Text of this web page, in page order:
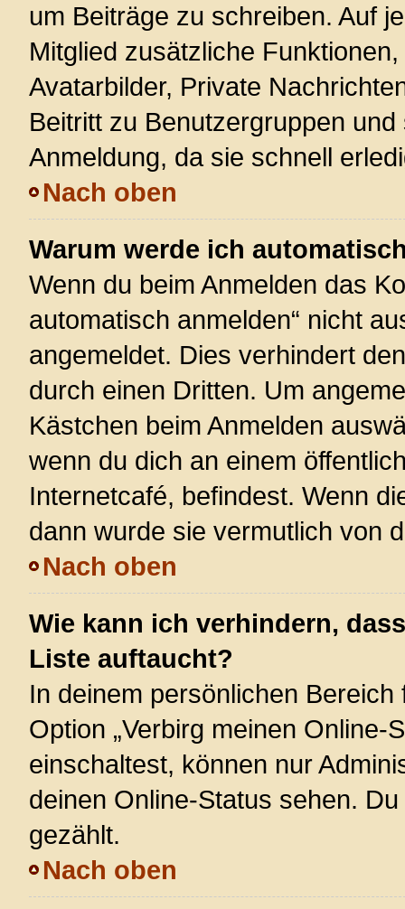
um Beiträge zu schreiben. Auf
Mitglied zusätzliche
Avatarbilder, Private
Beitritt zu Benutzergruppen
Anmeldung, da sie schnell
Nach oben
Warum werde ich
Wenn du beim Anmelden das
automatisch anmelden“ nicht
angemeldet. Dies verhindert
durch einen Dritten. Um
Kästchen beim Anmelden
wenn du dich an einem
Internetcafé, befindest. Wenn
dann wurde sie vermutlich von
Nach oben
Wie kann ich verhindern,
Liste auftaucht?
In deinem persönlichen
Option „Verbirg meinen Online-
einschaltest, können nur
deinen Online-Status sehen.
gezählt.
Nach oben